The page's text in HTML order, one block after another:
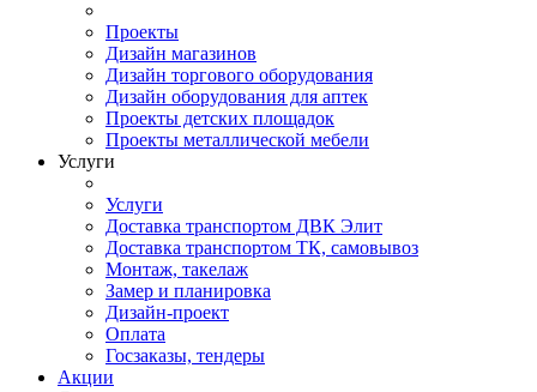
Проекты
Дизайн магазинов
Дизайн торгового оборудования
Дизайн оборудования для аптек
Проекты детских площадок
Проекты металлической мебели
Услуги
Услуги
Доставка транспортом ДВК Элит
Доставка транспортом ТК, самовывоз
Монтаж, такелаж
Замер и планировка
Дизайн-проект
Оплата
Госзаказы, тендеры
Акции